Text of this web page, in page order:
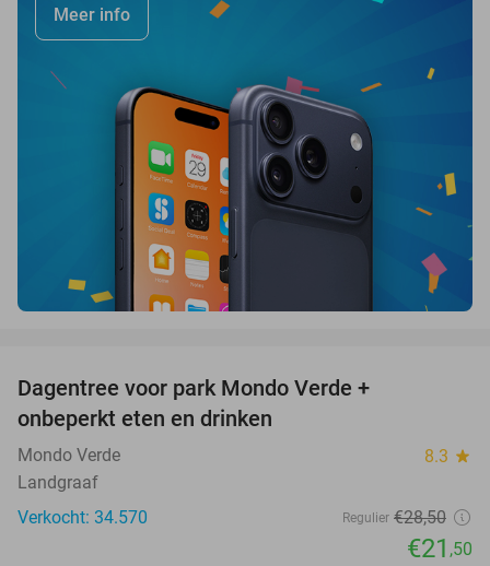
Meer info
Dagentree voor park Mondo Verde +
onbeperkt eten en drinken
Mondo Verde 8.3 star
Landgraaf
Verkocht: 34.570
Regulier €28,50
€21 ,50